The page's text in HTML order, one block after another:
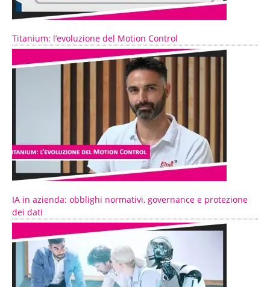
Titanium: l’evoluzione del Motion Control
IA in azienda: obblighi normativi, governance e protezione
dei dati